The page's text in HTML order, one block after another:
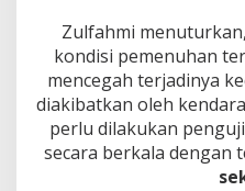
Zulfahmi
kondisi pemenuhan
mencegah terjadinya
diakibatkan oleh
perlu dilakukan
secara berkala dengan